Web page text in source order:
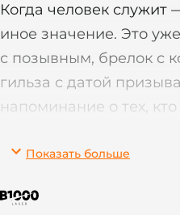
Когда человек служит
иное значение. Это
с позывным, брелок с
гильза с датой
напоминание о тех,
ребятами туда, где
У нас есть изделия из
Показать больше